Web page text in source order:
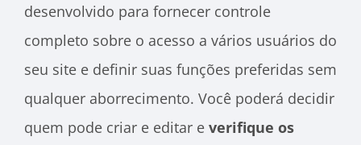
desenvolvido para fornecer controle
completo sobre o acesso a vários usuários do
seu site e definir suas funções preferidas sem
qualquer aborrecimento. Você poderá decidir
quem pode criar e editar e verifique os